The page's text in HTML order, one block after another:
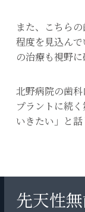
また、こちら
程度を見込ん
の治療も視野に
北野病院の歯
プラントに続
いきたい」と話
先天性